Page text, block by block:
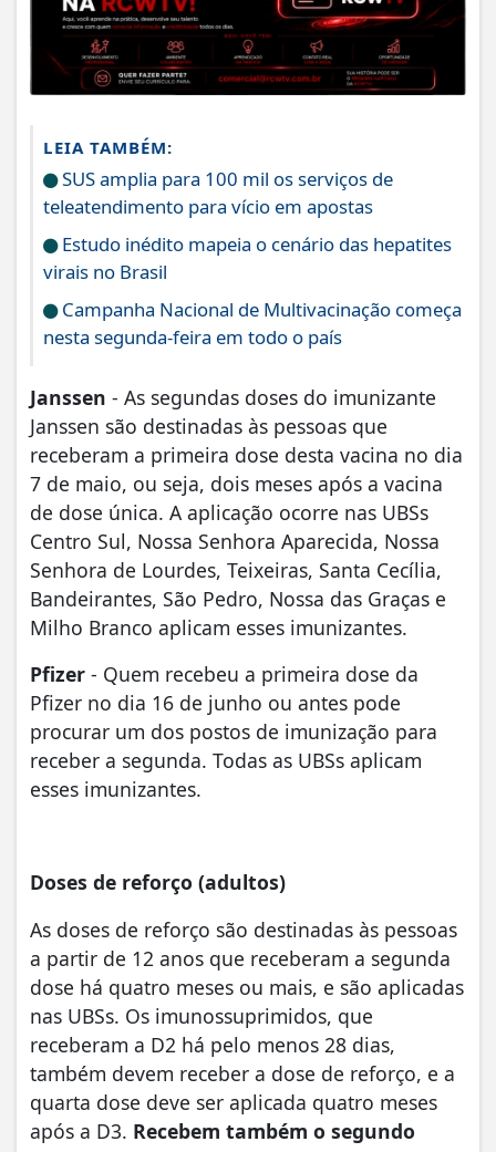
LEIA TAMBÉM:
SUS amplia para 100 mil os serviços de
teleatendimento para vício em apostas
Estudo inédito mapeia o cenário das hepatites
virais no Brasil
Campanha Nacional de Multivacinação começa
nesta segunda-feira em todo o país
Janssen - As segundas doses do imunizante
Janssen são destinadas às pessoas que
receberam a primeira dose desta vacina no dia
7 de maio, ou seja, dois meses após a vacina
de dose única. A aplicação ocorre nas UBSs
Centro Sul, Nossa Senhora Aparecida, Nossa
Senhora de Lourdes, Teixeiras, Santa Cecília,
Bandeirantes, São Pedro, Nossa das Graças e
Milho Branco aplicam esses imunizantes.
Pfizer - Quem recebeu a primeira dose da
Pfizer no dia 16 de junho ou antes pode
procurar um dos postos de imunização para
receber a segunda. Todas as UBSs aplicam
esses imunizantes.
Doses de reforço (adultos)
As doses de reforço são destinadas às pessoas
a partir de 12 anos que receberam a segunda
dose há quatro meses ou mais, e são aplicadas
nas UBSs. Os imunossuprimidos, que
receberam a D2 há pelo menos 28 dias,
também devem receber a dose de reforço, e a
quarta dose deve ser aplicada quatro meses
após a D3. Recebem também o segundo